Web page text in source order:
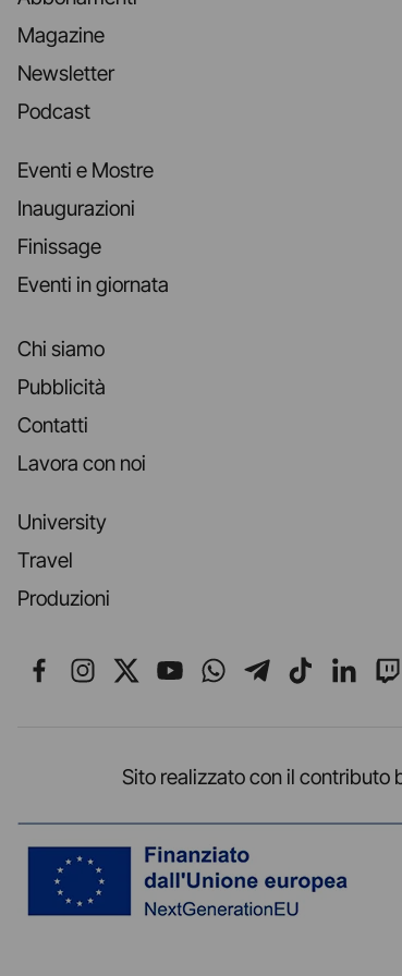
Magazine
Newsletter
Podcast
Eventi e Mostre
Inaugurazioni
Finissage
Eventi in giornata
Chi siamo
Pubblicità
Contatti
Lavora con noi
University
Travel
Produzioni
Seguici su Facebook
Seguici su Instagram
Seguici su X
Seguici su YouTube
Seguici su
Seguici su
Seguici
Sito realizzato con il contributo